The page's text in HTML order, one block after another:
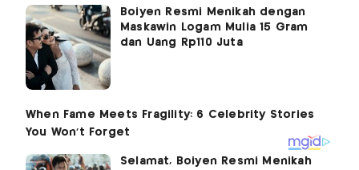
Boiyen Resmi Menikah dengan
Maskawin Logam Mulia 15 Gram
dan Uang Rp110 Juta
Selamat, Boiyen Resmi Menikah